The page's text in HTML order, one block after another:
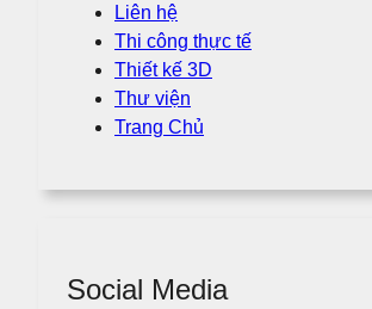
Liên hệ
Thi công thực tế
Thiết kế 3D
Thư viện
Trang Chủ
Social Media